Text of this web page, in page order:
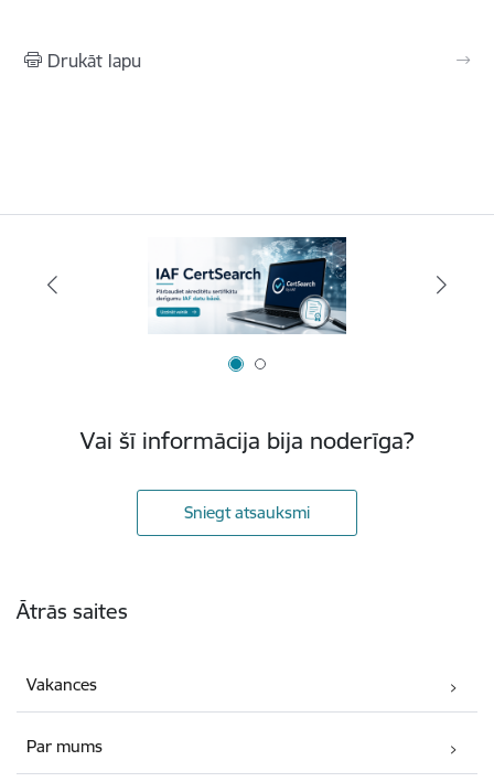
Drukāt lapu
Vai šī informācija bija noderīga?
Sniegt atsauksmi
Ātrās saites
Vakances
Par mums